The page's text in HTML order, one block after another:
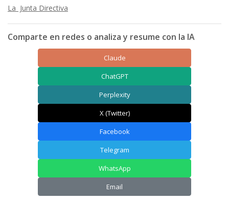
La Junta Directiva
Comparte en redes o analiza y resume con la IA
Claude
ChatGPT
Perplexity
X (Twitter)
Facebook
Telegram
WhatsApp
Email